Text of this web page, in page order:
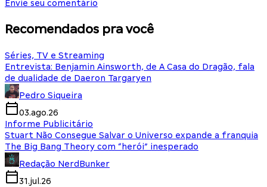
Envie seu comentário
Recomendados pra você
Séries, TV e Streaming
Entrevista: Benjamin Ainsworth, de A Casa do Dragão, fala
de dualidade de Daeron Targaryen
Pedro Siqueira
03.ago.26
Informe Publicitário
Stuart Não Consegue Salvar o Universo expande a franquia
The Big Bang Theory com “herói” inesperado
Redação NerdBunker
31.jul.26